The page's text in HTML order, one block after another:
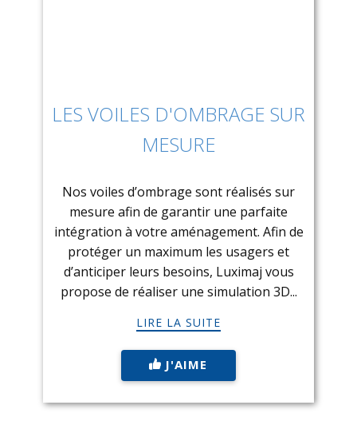
LES VOILES D'OMBRAGE SUR
MESURE
​Nos voiles d’ombrage sont réalisés sur
mesure afin de garantir une parfaite
intégration à votre aménagement. Afin de
protéger un maximum les usagers et
d’anticiper leurs besoins, Luximaj vous
propose de réaliser une simulation 3D...
LIRE LA SUITE
J'AIME